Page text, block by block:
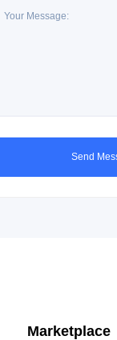
Send
Marketplace